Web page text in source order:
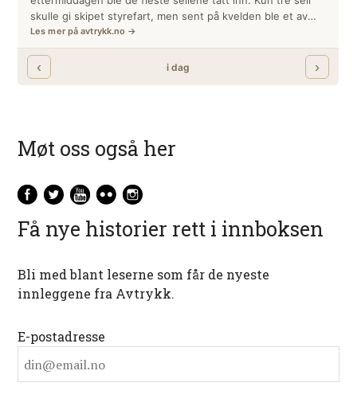
Møt oss også her
Få nye historier rett i innboksen
Bli med blant leserne som får de nyeste
innleggene fra Avtrykk.
E-postadresse